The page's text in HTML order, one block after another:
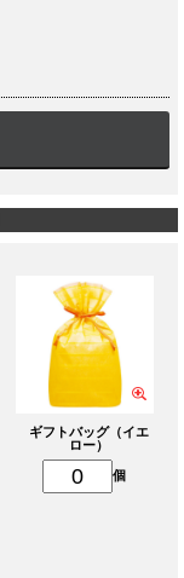
ギフトバッグ（イエ
ロー）
個